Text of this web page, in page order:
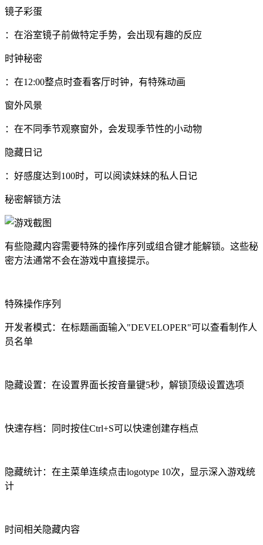
镜子彩蛋
：在浴室镜子前做特定手势，会出现有趣的反应
时钟秘密
：在12:00整点时查看客厅时钟，有特殊动画
窗外风景
：在不同季节观察窗外，会发现季节性的小动物
隐藏日记
：好感度达到100时，可以阅读妹妹的私人日记
秘密解锁方法
有些隐藏内容需要特殊的操作序列或组合键才能解锁。这些秘
密方法通常不会在游戏中直接提示。
特殊操作序列
开发者模式：在标题画面输入"DEVELOPER"可以查看制作人
员名单
隐藏设置：在设置界面长按音量键5秒，解锁顶级设置选项
快速存档：同时按住Ctrl+S可以快速创建存档点
隐藏统计：在主菜单连续点击logotype 10次，显示深入游戏统
计
时间相关隐藏内容